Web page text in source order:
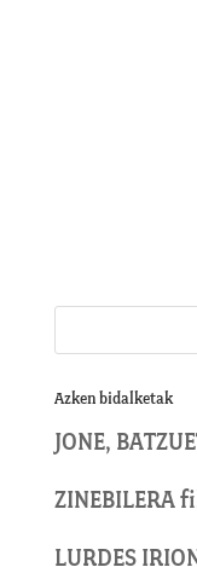
Azken bidalketak
JONE,
ZINEBILERA
LURDES